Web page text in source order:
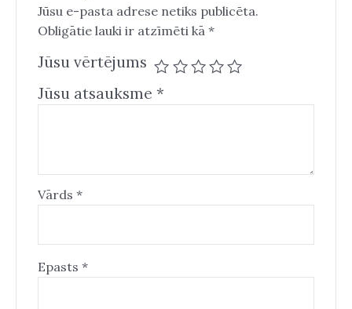
Jūsu e-pasta adrese netiks publicēta.
Obligātie lauki ir atzīmēti kā *
Jūsu vērtējums
Jūsu atsauksme *
Vārds *
Epasts *